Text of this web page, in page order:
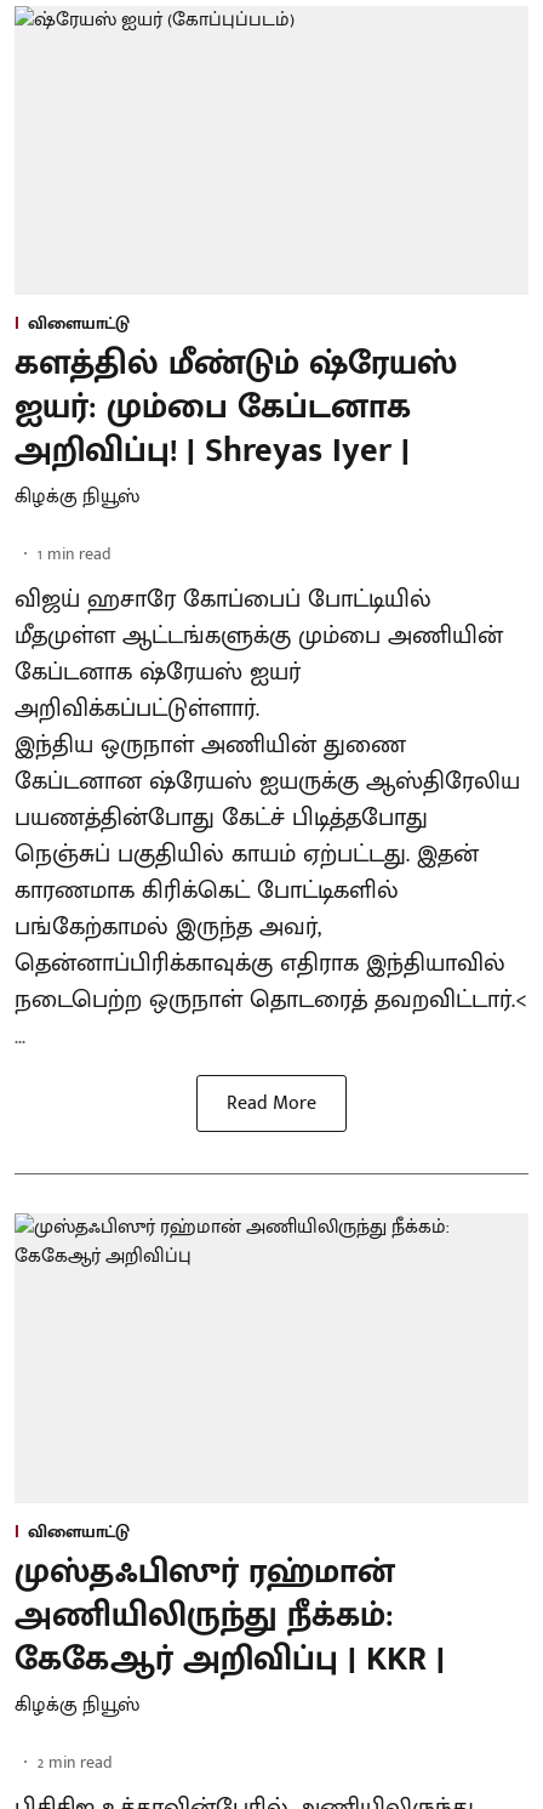
விளையாட்டு
களத்தில் மீண்டும் ஷ்ரேயஸ்
ஐயர்: மும்பை கேப்டனாக
அறிவிப்பு! | Shreyas Iyer |
கிழக்கு நியூஸ்
1 min read
விஜய் ஹசாரே கோப்பைப் போட்டியில்
மீதமுள்ள ஆட்டங்களுக்கு மும்பை அணியின்
கேப்டனாக ஷ்ரேயஸ் ஐயர்
அறிவிக்கப்பட்டுள்ளார்.
இந்திய ஒருநாள் அணியின் துணை
கேப்டனான ஷ்ரேயஸ் ஐயருக்கு ஆஸ்திரேலிய
பயணத்தின்போது கேட்ச் பிடித்தபோது
நெஞ்சுப் பகுதியில் காயம் ஏற்பட்டது. இதன்
காரணமாக கிரிக்கெட் போட்டிகளில்
பங்கேற்காமல் இருந்த அவர்,
தென்னாப்பிரிக்காவுக்கு எதிராக இந்தியாவில்
நடைபெற்ற ஒருநாள் தொடரைத் தவறவிட்டார்.<
...
Read More
விளையாட்டு
முஸ்தஃபிஸுர் ரஹ்மான்
அணியிலிருந்து நீக்கம்:
கேகேஆர் அறிவிப்பு | KKR |
கிழக்கு நியூஸ்
2 min read